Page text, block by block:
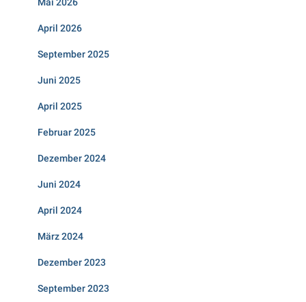
April 2026
September 2025
Juni 2025
April 2025
Februar 2025
Dezember 2024
Juni 2024
April 2024
März 2024
Dezember 2023
September 2023